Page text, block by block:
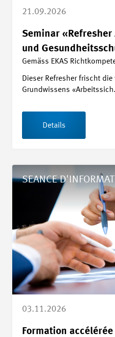
21.09.2026
Seminar
und
Gemäss EKAS
Dieser Refresher frischt
Grundwissens
Details
SEANCE
03.11.2026
Formation accélérée